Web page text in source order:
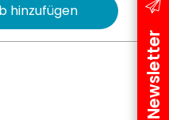
Newsletter
hinzufügen